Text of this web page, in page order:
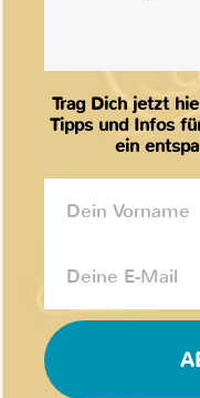
Trag Dich jetzt
Tipps und Infos
ein